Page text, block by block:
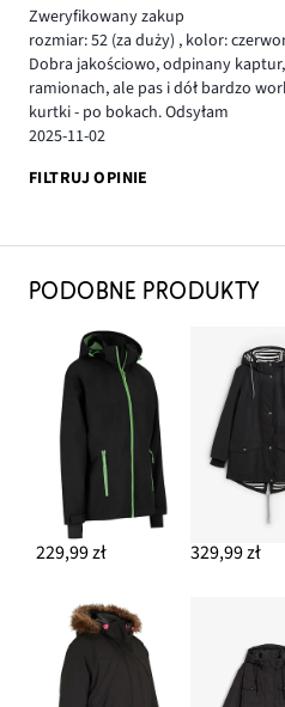
Zweryfikowany zakup
rozmiar: 52 (za duży) , kolor:
Dobra jakościowo, odpinany
ramionach, ale pas i dół bardzo
kurtki - po bokach. Odsyłam
2025-11-02
FILTRUJ OPINIE
PODOBNE PRODUKTY
229,99 zł 329,99 zł